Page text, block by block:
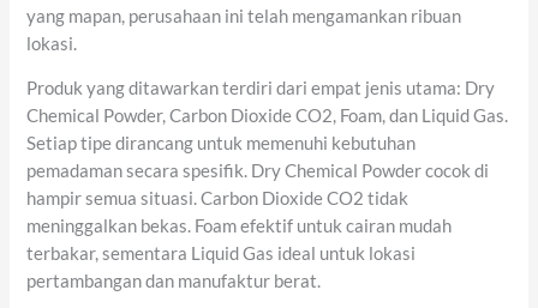
yang mapan, perusahaan ini telah mengamankan ribuan
lokasi.
Produk yang ditawarkan terdiri dari empat jenis utama: Dry
Chemical Powder, Carbon Dioxide CO2, Foam, dan Liquid Gas.
Setiap tipe dirancang untuk memenuhi kebutuhan
pemadaman secara spesifik. Dry Chemical Powder cocok di
hampir semua situasi. Carbon Dioxide CO2 tidak
meninggalkan bekas. Foam efektif untuk cairan mudah
terbakar, sementara Liquid Gas ideal untuk lokasi
pertambangan dan manufaktur berat.